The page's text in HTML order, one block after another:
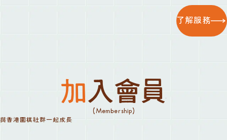
了解服務
加入會員
(Membership)
與香港圍棋社群一起成長